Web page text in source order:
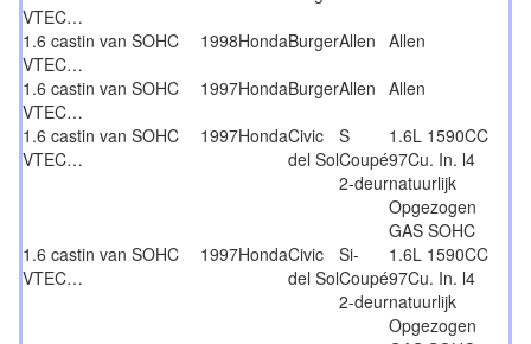
VTEC…
1.6 castin van SOHC
VTEC…
1998HondaBurgerAllen Allen
1.6 castin van SOHC
VTEC…
1997HondaBurgerAllen Allen
1.6 castin van SOHC
VTEC…
1997HondaCivic
del Sol
S
Coupé
2-deur
1.6L 1590CC
97Cu. In. l4
natuurlijk
Opgezogen
GAS SOHC
1.6 castin van SOHC
VTEC…
1997HondaCivic
del Sol
Si-
Coupé
2-deur
1.6L 1590CC
97Cu. In. l4
natuurlijk
Opgezogen